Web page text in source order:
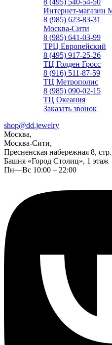
8 (495) 540-54-50
Интернет-магазин
8 (985) 623-83-31
Москва-Сити
8 (985) 641-03-99
ТРЦ Европейский
8 (495) 917-25-26
ТЦ Голден Гросс
8 (916) 511-87-59
ТЦ Метрополис
8 (985) 090-02-15
ТЦ Океания
Заказать звонок
shop@dd.jewelry
Москва,
Москва-Сити,
Пресненская набережная 8,
Башня «Город Столиц», 1 этаж
Пн—Вс 10:00 – 22:00